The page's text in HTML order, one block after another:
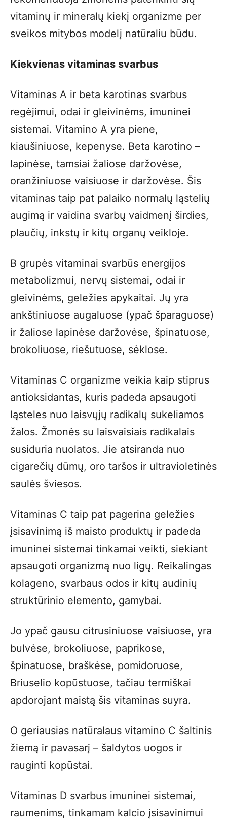
vitaminų ir mineralų kiekį organizme per
sveikos mitybos modelį natūraliu būdu.
Kiekvienas vitaminas svarbus
Vitaminas A ir beta karotinas svarbus
regėjimui, odai ir gleivinėms, imuninei
sistemai. Vitamino A yra piene,
kiaušiniuose, kepenyse. Beta karotino –
lapinėse, tamsiai žaliose daržovėse,
oranžiniuose vaisiuose ir daržovėse. Šis
vitaminas taip pat palaiko normalų ląstelių
augimą ir vaidina svarbų vaidmenį širdies,
plaučių, inkstų ir kitų organų veikloje.
B grupės vitaminai svarbūs energijos
metabolizmui, nervų sistemai, odai ir
gleivinėms, geležies apykaitai. Jų yra
ankštiniuose augaluose (ypač šparaguose)
ir žaliose lapinėse daržovėse, špinatuose,
brokoliuose, riešutuose, sėklose.
Vitaminas C organizme veikia kaip stiprus
antioksidantas, kuris padeda apsaugoti
ląsteles nuo laisvųjų radikalų sukeliamos
žalos. Žmonės su laisvaisiais radikalais
susiduria nuolatos. Jie atsiranda nuo
cigarečių dūmų, oro taršos ir ultravioletinės
saulės šviesos.
Vitaminas C taip pat pagerina geležies
įsisavinimą iš maisto produktų ir padeda
imuninei sistemai tinkamai veikti, siekiant
apsaugoti organizmą nuo ligų. Reikalingas
kolageno, svarbaus odos ir kitų audinių
struktūrinio elemento, gamybai.
Jo ypač gausu citrusiniuose vaisiuose, yra
bulvėse, brokoliuose, paprikose,
špinatuose, braškėse, pomidoruose,
Briuselio kopūstuose, tačiau termiškai
apdorojant maistą šis vitaminas suyra.
O geriausias natūralaus vitamino C šaltinis
žiemą ir pavasarį – šaldytos uogos ir
rauginti kopūstai.
Vitaminas D svarbus imuninei sistemai,
raumenims, tinkamam kalcio įsisavinimui